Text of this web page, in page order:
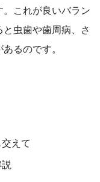
これが良いバラン
虫歯や歯周病、さ
るのです。
えて